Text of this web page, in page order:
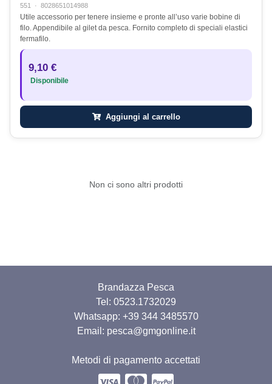
551 · 8028651014988
Utile accessorio per tenere insieme e pronte all’uso varie bobine di
filo. Appendibile al gilet da pesca. Fornito completo di speciali elastici
fermafilo.
9,10 €
Disponibile
Aggiungi al carrello
Non ci sono altri prodotti
Brandazza Pesca
Tel: 0523.1732029
Whatsapp: +39 344 3485570
Email: pesca@gmgonline.it
Metodi di pagamento accettati